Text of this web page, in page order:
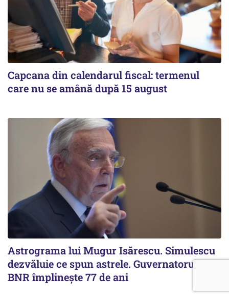
Capcana din calendarul fiscal: termenul
care nu se amână după 15 august
Astrograma lui Mugur Isărescu. Simulescu
dezvăluie ce spun astrele. Guvernatorul
BNR împlinește 77 de ani